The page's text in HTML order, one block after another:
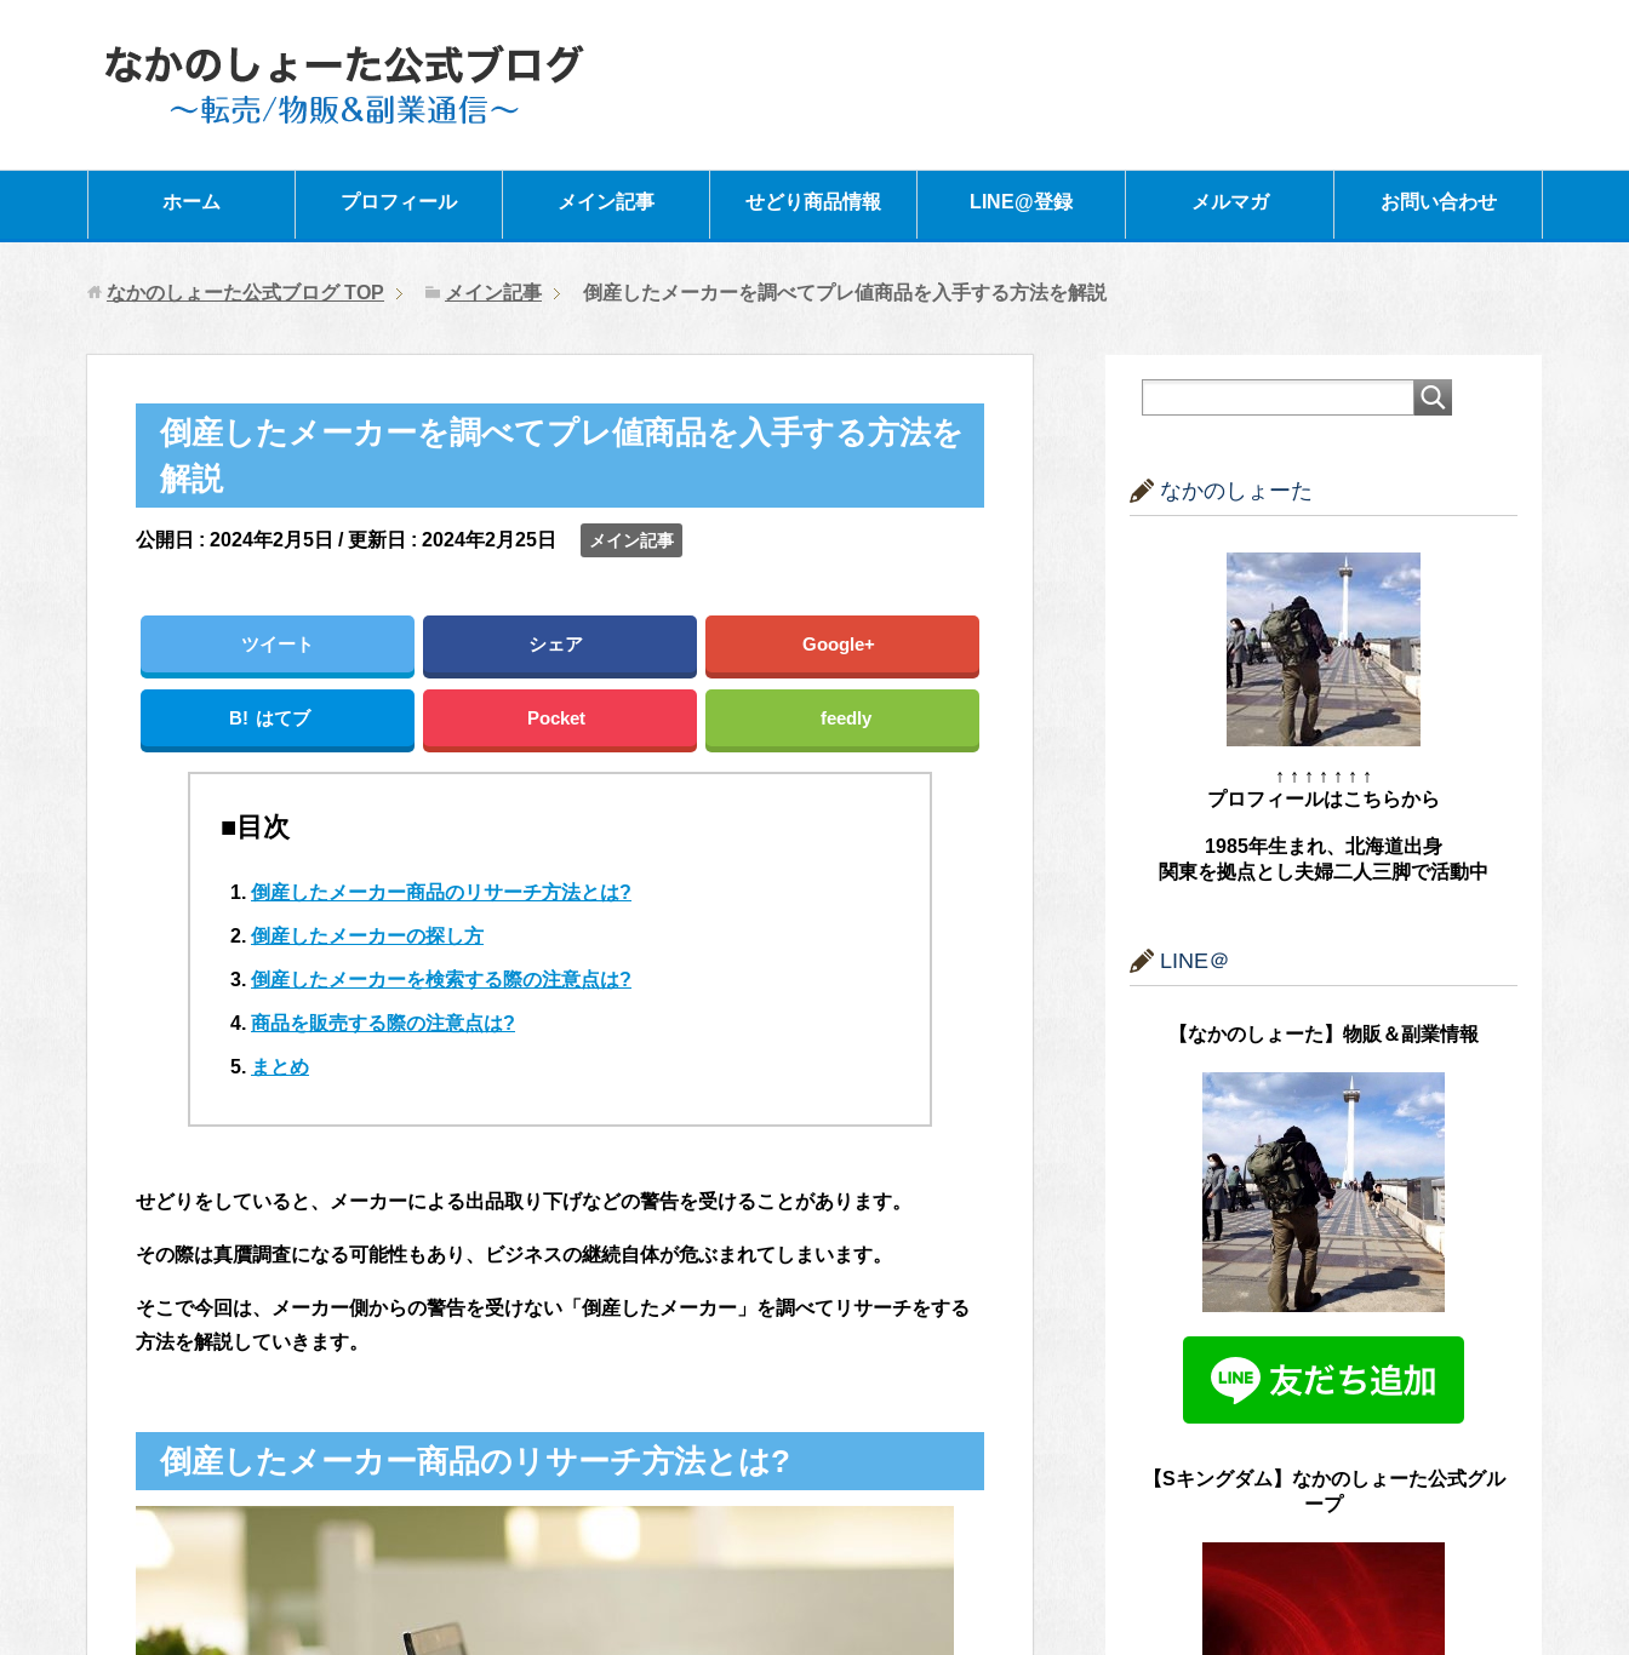
ホーム プロフィール メイン記事 せどり商品情報 LINE@登録 メルマガ お問い合わせ
なかのしょーた公式ブログTOP メイン記事 倒産したメーカーを調べてプレ値商品を入手する方法を解説
倒産したメーカーを調べてプレ値商品を入手する方法を
解説
公開日 : 2024年2月5日 / 更新日 : 2024年2月25日 メイン記事
ツイート シェア Google+
B! はてブ Pocket feedly
■目次
倒産したメーカー商品のリサーチ方法とは?
倒産したメーカーの探し方
倒産したメーカーを検索する際の注意点は?
商品を販売する際の注意点は?
まとめ
せどりをしていると、メーカーによる出品取り下げなどの警告を受けることがあります。
その際は真贋調査になる可能性もあり、ビジネスの継続自体が危ぶまれてしまいます。
そこで今回は、メーカー側からの警告を受けない「倒産したメーカー」を調べてリサーチをする
方法を解説していきます。
倒産したメーカー商品のリサーチ方法とは?
なかのしょーた
↑ ↑ ↑ ↑ ↑ ↑ ↑
プロフィールはこちらから
1985年生まれ、北海道出身
関東を拠点とし夫婦二人三脚で活動中
LINE＠
【なかのしょーた】物販＆副業情報
【Sキングダム】なかのしょーた公式グル
ープ